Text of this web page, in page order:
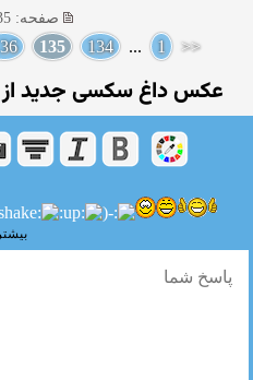
صفحه: 135 / 1451
<<
1
...
134
135
عکس داغ سکسی جدید از